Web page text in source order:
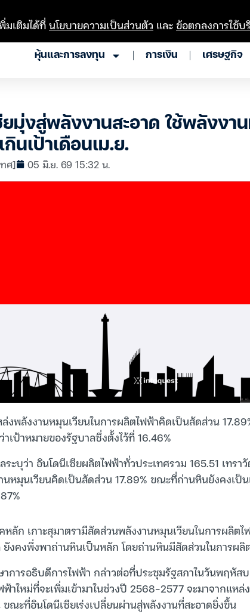
หุ้นและการลงทุน การเงิน เศรษฐกิจ
ยมุ่งสู่พลังงานสะอาด ใช้พลังงา
นเป้าเดือนเม.ย.
ศ] 05 มิ.ย. 69 15:32 น.
ล่งพลังงานหมุนเวียนในการผลิตไฟฟ้าคิดเป็นสัดส่วน
าเป้าหมายของรัฐบาลซึ่งตั้งไว้ที่ 16.46%
ะบุว่า อินโดนีเซียผลิตไฟฟ้าทั่วประเทศรวม 165.51 เทรา
นหมุนเวียนคิดเป็นสัดส่วน 17.89% ขณะที่ถ่านหินยังคงเ
หลัก เกาะสุมาตรามีสัดส่วนพลังงานหมุนเวียนในการผลิต
ยังคงพึ่งพาถ่านหินเป็นหลัก โดยถ่านหินมีสัดส่วนในการผลิ
าการอธิบดีการไฟฟ้า กล่าวต่อที่ประชุมรัฐสภาในวันพฤหัส
ฟ้าใหม่ที่จะเพิ่มเข้ามาในช่วงปี 2568-2577 จะมาจากแห
ณะที่อินโดนีเซียเร่งเปลี่ยนผ่านสู่พลังงานที่สะอาดยิ่งขึ้น
มเติมได้ที่นโยบายความเป็นส่วนตัว และข้อตกลงการใช้บ